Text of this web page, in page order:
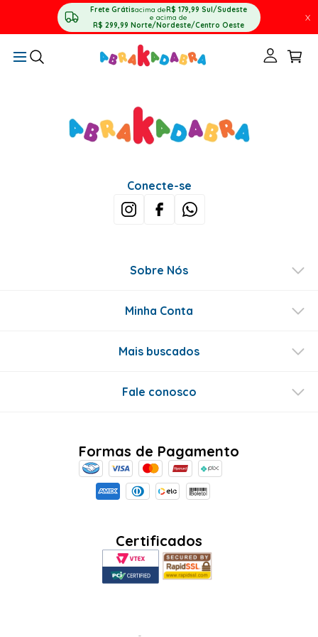
Frete Grátisacima deR$ 179,99 Sul/Sudeste
e acima de
R$ 299,99 Norte/Nordeste/Centro Oeste
X
Conecte-se
Sobre Nós
Minha Conta
Mais buscados
Fale conosco
Formas de Pagamento
Certificados